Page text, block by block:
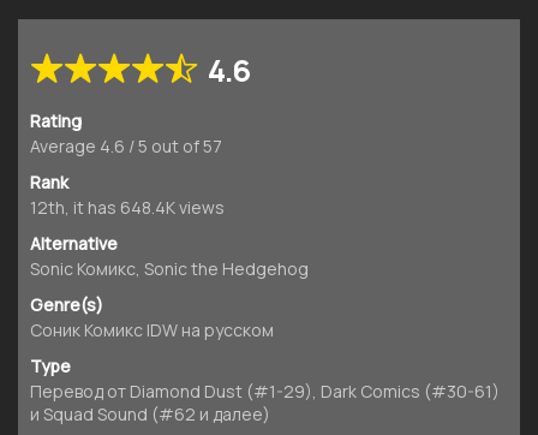
4.6
Rating
Average 4.6 /5 out of57
Rank
12th, it has 648.4K views
Alternative
Sonic Комикс, Sonic the Hedgehog
Genre(s)
Соник Комикс IDW на русском
Type
Перевод от Diamond Dust (#1-29), Dark Comics (#30-61)
и Squad Sound (#62 и далее)